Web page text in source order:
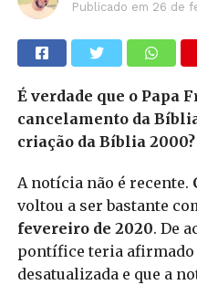
Publicado em 26 de
É verdade que o Papa
cancelamento da
criação da Bíblia 2000?
A notícia não é recente.
voltou a ser bastante
fevereiro de 2020. De
pontífice teria afirmado
desatualizada e que a